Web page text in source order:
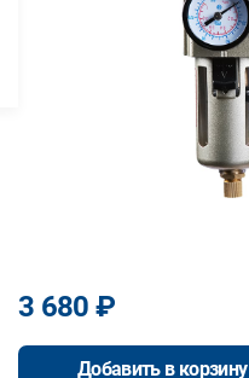
3 680 ₽
Добавить в корзину